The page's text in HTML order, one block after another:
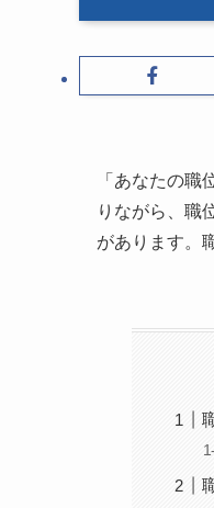
「あなたの
りながら、職
があります。